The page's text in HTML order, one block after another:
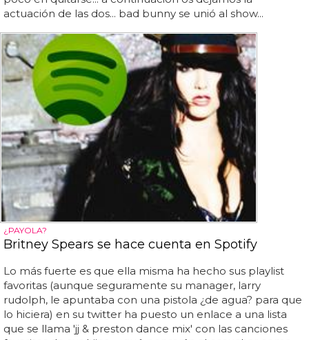
actuación de las dos... bad bunny se unió al show...
¿PAYOLA?
Britney Spears se hace cuenta en Spotify
Lo más fuerte es que ella misma ha hecho sus playlist
favoritas (aunque seguramente su manager, larry
rudolph, le apuntaba con una pistola ¿de agua? para que
lo hiciera) en su twitter ha puesto un enlace a una lista
que se llama 'jj & preston dance mix' con las canciones